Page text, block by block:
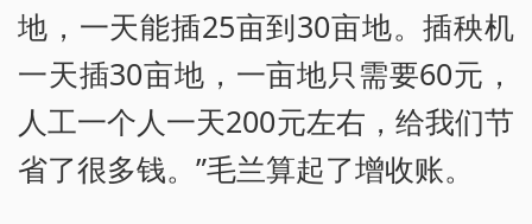
地，一天能插25亩到30亩地。插秧机
一天插30亩地，一亩地只需要60元，
人工一个人一天200元左右，给我们节
省了很多钱。”毛兰算起了增收账。